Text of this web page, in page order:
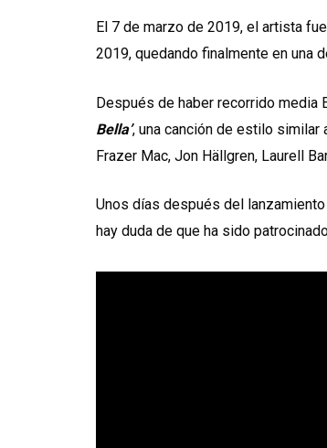
El 7 de marzo de 2019, el artista
2019, quedando finalmente en una
Después de haber recorrido media
Bella’, una canción de estilo similar
Frazer Mac, Jon Hällgren, Laurell
Unos días después del
hay duda de que ha sido